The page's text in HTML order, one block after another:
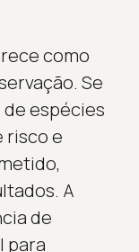
como
Se
espécies
risco e
A
de
para